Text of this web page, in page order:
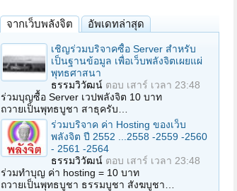
จากเว็บพลังจิต อัพเดทล่าสุด
เชิญร่วมบริจาคซื้อ Server สำหรับ
เป็นฐานข้อมูล เพื่อเว็บพลังจิตเผยแผ่
พุทธศาสนา
ธรรมวิวัฒน์ ตอบ เสาร์ เวลา 23:48
ร่วมบุญซื้อ Server เวปพลังจิต 10 บาท
ถวายเป็นพุทธบูชา สาธุครับ…
ร่วมบริจาค ค่า Hosting ของเว็บ
พลังจิต ปี 2552 ...2558 -2559 -2560
- 2561 -2564
ธรรมวิวัฒน์ ตอบ เสาร์ เวลา 23:48
ร่วมทำบุญ ค่า hosting = 10 บาท
ถวายเป็นพุทธบูชา ธรรมบูชา สังฆบูชา…